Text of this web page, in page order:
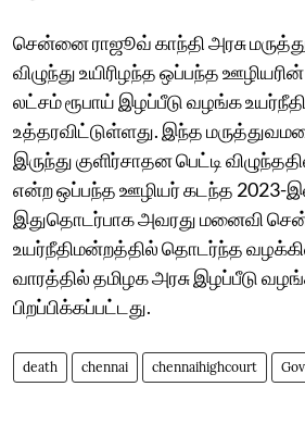
சென்னை ராஜூவ் காந்தி அரசு
விழுந்து உயிரிழந்த ஒப்பந்த
லட்சம் ரூபாய் இழப்பீடு வழங்க
உத்தரவிட்டுள்ளது. இந்த
இருந்து குளிர்சாதன பெட்டி
என்ற ஒப்பந்த ஊழியர் கடந்த 2023-இல்
இதுதொடர்பாக அவரது மனைவி
உயர்நீதிமன்றத்தில் தொடர்ந்த
வாரத்தில் தமிழக அரசு இழப்பீடு
பிறப்பிக்கப்பட்டது.
death chennai chennaihighcourt